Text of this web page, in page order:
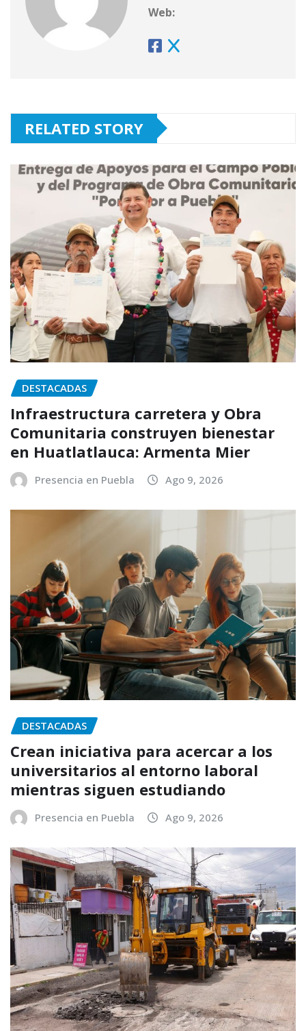
Web:
RELATED STORY
DESTACADAS
Infraestructura carretera y Obra
Comunitaria construyen bienestar
en Huatlatlauca: Armenta Mier
Presencia en Puebla Ago 9, 2026
DESTACADAS
Crean iniciativa para acercar a los
universitarios al entorno laboral
mientras siguen estudiando
Presencia en Puebla Ago 9, 2026